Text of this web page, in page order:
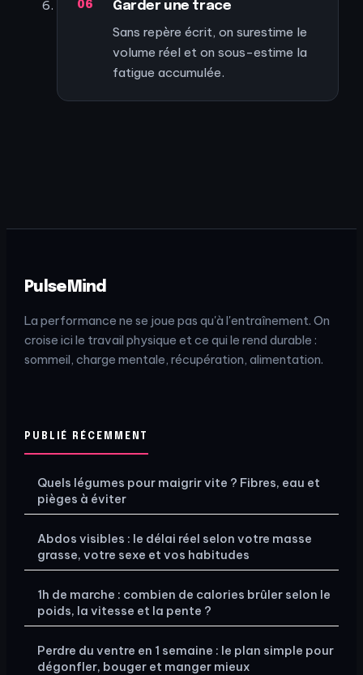
Garder une trace
Sans repère écrit, on surestime le
volume réel et on sous-estime la
fatigue accumulée.
PulseMind
La performance ne se joue pas qu'à l'entraînement. On
croise ici le travail physique et ce qui le rend durable :
sommeil, charge mentale, récupération, alimentation.
PUBLIÉ RÉCEMMENT
Quels légumes pour maigrir vite ? Fibres, eau et
pièges à éviter
Abdos visibles : le délai réel selon votre masse
grasse, votre sexe et vos habitudes
1h de marche : combien de calories brûler selon le
poids, la vitesse et la pente ?
Perdre du ventre en 1 semaine : le plan simple pour
dégonfler, bouger et manger mieux